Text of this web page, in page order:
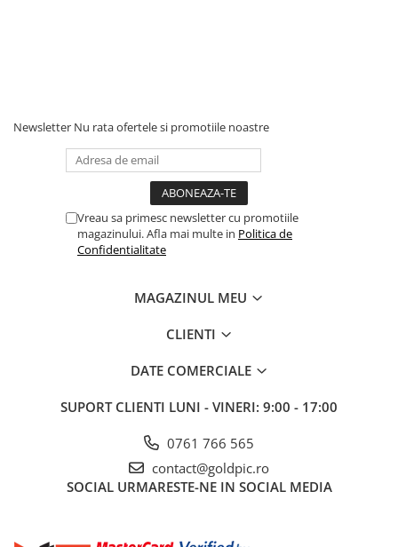
Newsletter Nu rata ofertele si promotiile noastre
Vreau sa primesc newsletter cu promotiile
magazinului. Afla mai multe in Politica de
Confidentialitate
MAGAZINUL MEU
CLIENTI
DATE COMERCIALE
SUPORT CLIENTI LUNI - VINERI: 9:00 - 17:00
0761 766 565
contact@goldpic.ro
SOCIAL URMARESTE-NE IN SOCIAL MEDIA